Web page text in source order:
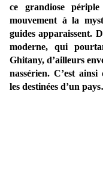
ce grandiose
mouvement à la
guides apparaissent.
moderne, qui
Ghitany, d’ailleurs
nassérien. C’est ainsi
les destinées d’un